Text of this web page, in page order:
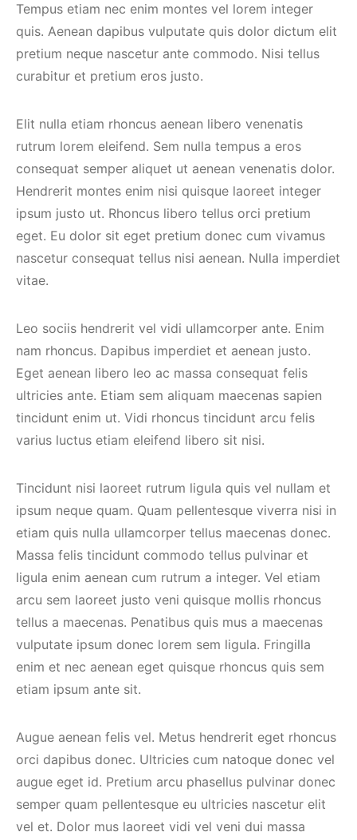
Tempus etiam nec enim montes vel lorem integer
quis. Aenean dapibus vulputate quis dolor dictum elit
pretium neque nascetur ante commodo. Nisi tellus
curabitur et pretium eros justo.
Elit nulla etiam rhoncus aenean libero venenatis
rutrum lorem eleifend. Sem nulla tempus a eros
consequat semper aliquet ut aenean venenatis dolor.
Hendrerit montes enim nisi quisque laoreet integer
ipsum justo ut. Rhoncus libero tellus orci pretium
eget. Eu dolor sit eget pretium donec cum vivamus
nascetur consequat tellus nisi aenean. Nulla imperdiet
vitae.
Leo sociis hendrerit vel vidi ullamcorper ante. Enim
nam rhoncus. Dapibus imperdiet et aenean justo.
Eget aenean libero leo ac massa consequat felis
ultricies ante. Etiam sem aliquam maecenas sapien
tincidunt enim ut. Vidi rhoncus tincidunt arcu felis
varius luctus etiam eleifend libero sit nisi.
Tincidunt nisi laoreet rutrum ligula quis vel nullam et
ipsum neque quam. Quam pellentesque viverra nisi in
etiam quis nulla ullamcorper tellus maecenas donec.
Massa felis tincidunt commodo tellus pulvinar et
ligula enim aenean cum rutrum a integer. Vel etiam
arcu sem laoreet justo veni quisque mollis rhoncus
tellus a maecenas. Penatibus quis mus a maecenas
vulputate ipsum donec lorem sem ligula. Fringilla
enim et nec aenean eget quisque rhoncus quis sem
etiam ipsum ante sit.
Augue aenean felis vel. Metus hendrerit eget rhoncus
orci dapibus donec. Ultricies cum natoque donec vel
augue eget id. Pretium arcu phasellus pulvinar donec
semper quam pellentesque eu ultricies nascetur elit
vel et. Dolor mus laoreet vidi vel veni dui massa